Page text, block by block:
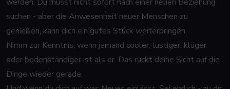
suchen - aber die Anwesenheit neuer Menschen zu
genießen, kann dich ein gutes Stück weiterbringen.
Nimm zur Kenntnis, wenn jemand cooler, lustiger, klüger
oder bodenständiger ist als er. Das rückt deine Sicht auf die
Dinge wieder gerade.